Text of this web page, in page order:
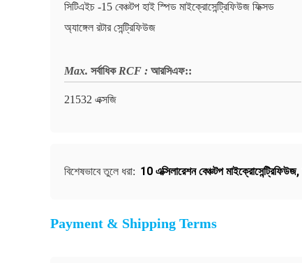
সিটিএইচ -15 বেঞ্চটপ হাই স্পিড মাইক্রোসেন্ট্রিফিউজ ফিক্সড
অ্যাঙ্গেল রটার সেন্ট্রিফিউজ
Max. সর্বাধিক RCF : আরসিএফ::
21532 এক্সজি
বিশেষভাবে তুলে ধরা: 10 এক্সিলারেশন বেঞ্চটপ মাইক্রোসেন্ট্রিফিউজ,
Payment & Shipping Terms